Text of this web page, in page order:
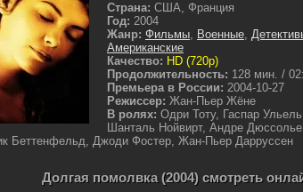
Страна: США, Франция
Год: 2004
Жанр: Фильмы, Военные,
Американские
Качество: HD (720p)
Продолжительность: 128 мин. /
Премьера в России: 2004-10-27
Режиссер: Жан-Пьер Жёне
В ролях: Одри Тоту, Гаспар
Шанталь Нойвирт, Андре
Беттенфельд, Джоди Фостер, Жан-Пьер Дарруссен
Долгая помолвка (2004) смотреть